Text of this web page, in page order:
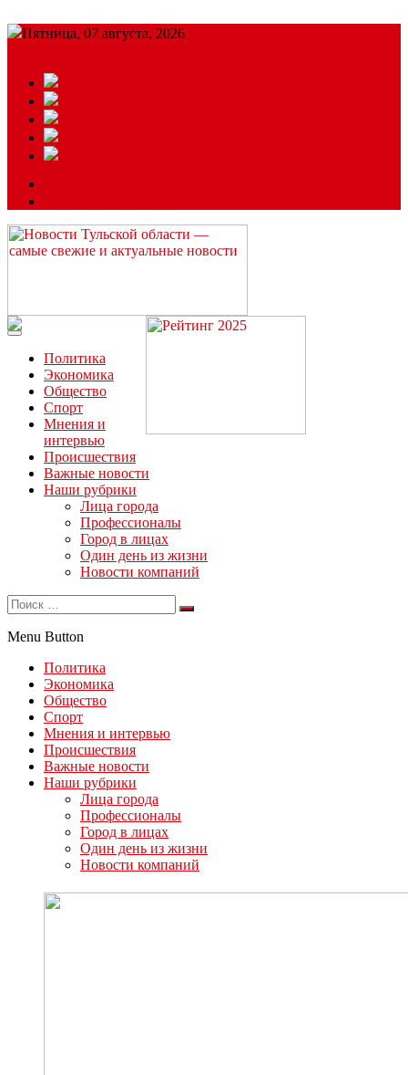
Пятница, 07 августа, 2026
Читайте последние новости дня в Тульской области на сайте
“ЗаНовомосковск”
Политика
Экономика
Общество
Спорт
Мнения и
интервью
Происшествия
Важные новости
Наши рубрики
Лица города
Профессионалы
Город в лицах
Один день из жизни
Новости компаний
Menu Button
Политика
Экономика
Общество
Спорт
Мнения и интервью
Происшествия
Важные новости
Наши рубрики
Лица города
Профессионалы
Город в лицах
Один день из жизни
Новости компаний